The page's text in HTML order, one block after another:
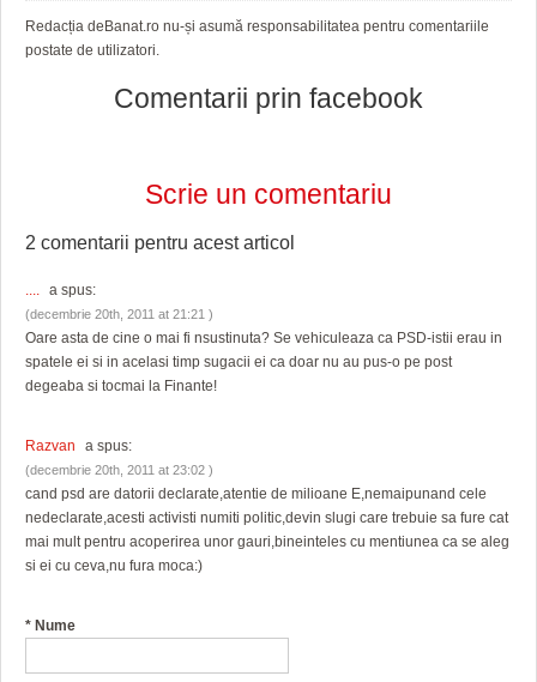
Redacția deBanat.ro nu-și asumă responsabilitatea pentru comentariile
postate de utilizatori.
Comentarii prin facebook
Scrie un comentariu
2 comentarii pentru acest articol
.... a spus:
(decembrie 20th, 2011 at 21:21 )
Oare asta de cine o mai fi nsustinuta? Se vehiculeaza ca PSD-istii erau in
spatele ei si in acelasi timp sugacii ei ca doar nu au pus-o pe post
degeaba si tocmai la Finante!
Razvan a spus:
(decembrie 20th, 2011 at 23:02 )
cand psd are datorii declarate,atentie de milioane E,nemaipunand cele
nedeclarate,acesti activisti numiti politic,devin slugi care trebuie sa fure cat
mai mult pentru acoperirea unor gauri,bineinteles cu mentiunea ca se aleg
si ei cu ceva,nu fura moca:)
* Nume